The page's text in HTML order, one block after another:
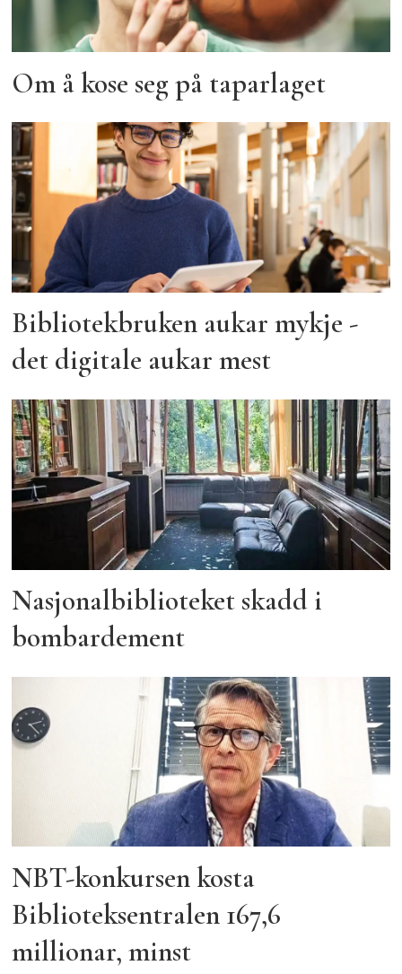
Om å kose seg på taparlaget
Bibliotekbruken aukar mykje -
det digitale aukar mest
Nasjonalbiblioteket skadd i
bombardement
NBT-konkursen kosta
Biblioteksentralen 167,6
millionar, minst